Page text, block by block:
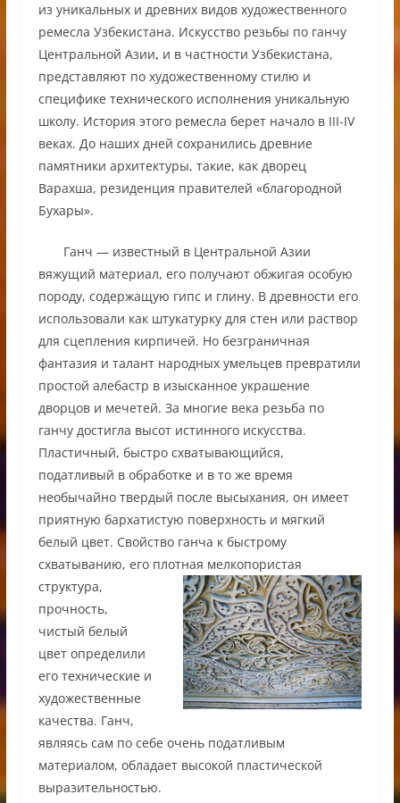
из уникальных и древних видов художественного
ремесла Узбекистана. Искусство резьбы по ганчу
Центральной Азии, и в частности Узбекистана,
представляют по художественному стилю и
специфике технического исполнения уникальную
школу. История этого ремесла берет начало в III-IV
веках. До наших дней сохранились древние
памятники архитектуры, такие, как дворец
Варахша, резиденция правителей «благородной
Бухары».
Ганч — известный в Центральной Азии
вяжущий материал, его получают обжигая особую
породу, содержащую гипс и глину. В древности его
использовали как штукатурку для стен или раствор
для сцепления кирпичей. Но безграничная
фантазия и талант народных умельцев превратили
простой алебастр в изысканное украшение
дворцов и мечетей. За многие века резьба по
ганчу достигла высот истинного искусства.
Пластичный, быстро схватывающийся,
податливый в обработке и в то же время
необычайно твердый после высыхания, он имеет
приятную бархатистую поверхность и мягкий
белый цвет. Свойство ганча к быстрому
схватыванию, его плотная мелкопористая
структура,
прочность,
чистый белый
цвет определили
его технические и
художественные
качества. Ганч,
являясь сам по себе очень податливым
материалом, обладает высокой пластической
выразительностью.